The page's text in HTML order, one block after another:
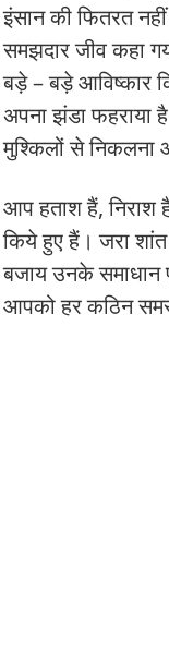
इंसान की फितरत
समझदार जीव कहा
बड़े – बड़े आविष्कार
अपना झंडा फहराया
मुश्किलों से निकलना
आप हताश हैं, निराश
किये हुए हैं। जरा
बजाय उनके समाधान
आपको हर कठिन